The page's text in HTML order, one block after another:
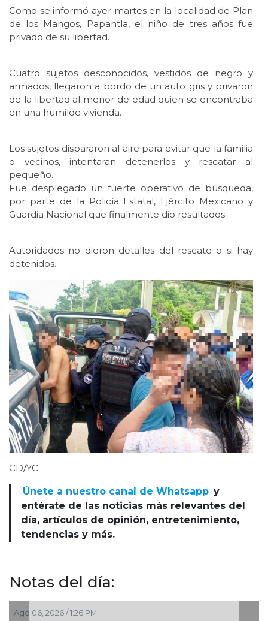
Como se informó ayer martes en la localidad de Plan
de los Mangos, Papantla, el niño de tres años fue
privado de su libertad.
Cuatro sujetos desconocidos, vestidos de negro y
armados, llegaron a bordo de un auto gris y privaron
de la libertad al menor de edad quien se encontraba
en una humilde vivienda.
Los sujetos dispararon al aire para evitar que la familia
o vecinos, intentaran detenerlos y rescatar al
pequeño.
Fue desplegado un fuerte operativo de búsqueda,
por parte de la Policía Estatal, Ejército Mexicano y
Guardia Nacional que finalmente dio resultados.
Autoridades no dieron detalles del rescate o si hay
detenidos.
CD/YC
Únete a nuestro canal de Whatsapp y
entérate de las noticias más relevantes del
día, artículos de opinión, entretenimiento,
tendencias y más.
Notas del día:
Ago 06, 2026 / 11:30 AM